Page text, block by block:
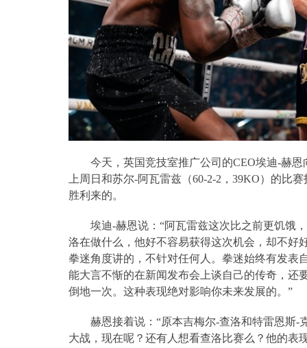
今天，英国竞技室推广公司的CEO埃迪-赫恩
上周日和苏尔-阿瓦雷兹（60-2-2 ， 39KO）的比
胜利来的。
埃迪-赫恩说：“阿瓦雷兹这次比之前更饥饿
洛在做什么，他好不容易获得这次机会，却不好
拳迷角度讲的，不针对任何人。拳迷始终有发表
能大言不惭的在新闻发布会上谈自己的传奇，还
倒地一次。这种表现绝对影响你未来发展的。”
赫恩接着说：“原本吉梅尔-查洛和特雷恩斯-
大战，现在呢？还有人想看查洛比赛么？他的表